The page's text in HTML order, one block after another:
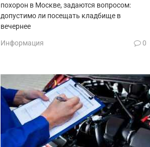
похорон в Москве, задаются вопросом:
допустимо ли посещать кладбище в
вечернее
Информация 0